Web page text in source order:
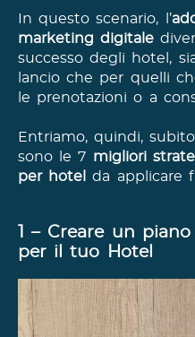
In questo scenario, l’
marketing digitale
successo degli hotel,
lancio che per quelli
le prenotazioni o a
Entriamo, quindi,
sono le 7 migliori
per hotel
da applicare
1 – Creare un
per il tuo Hotel